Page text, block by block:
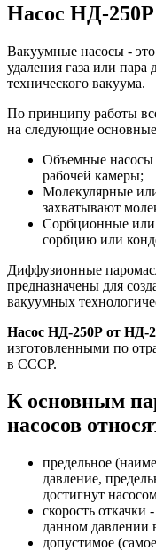
Насос НД-250Р
Вакуумные насосы - это
удаления газа или пара
технического вакуума.
По принципу работы
на следующие
Объемные насосы
рабочей камеры;
Молекулярные
захватывают
Сорбционные или
сорбцию или
Диффузионные
предназначены для
вакуумных
Насос НД-250Р от НД-
изготовленными по
в СССР.
К основным
насосов
предельное
давление,
достигнут
скорость откачки
данном давлении
допустимое